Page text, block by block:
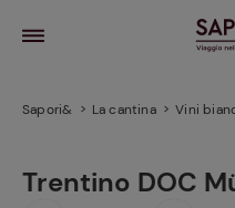
Sapori& La cantina Vini
Trentino DOC